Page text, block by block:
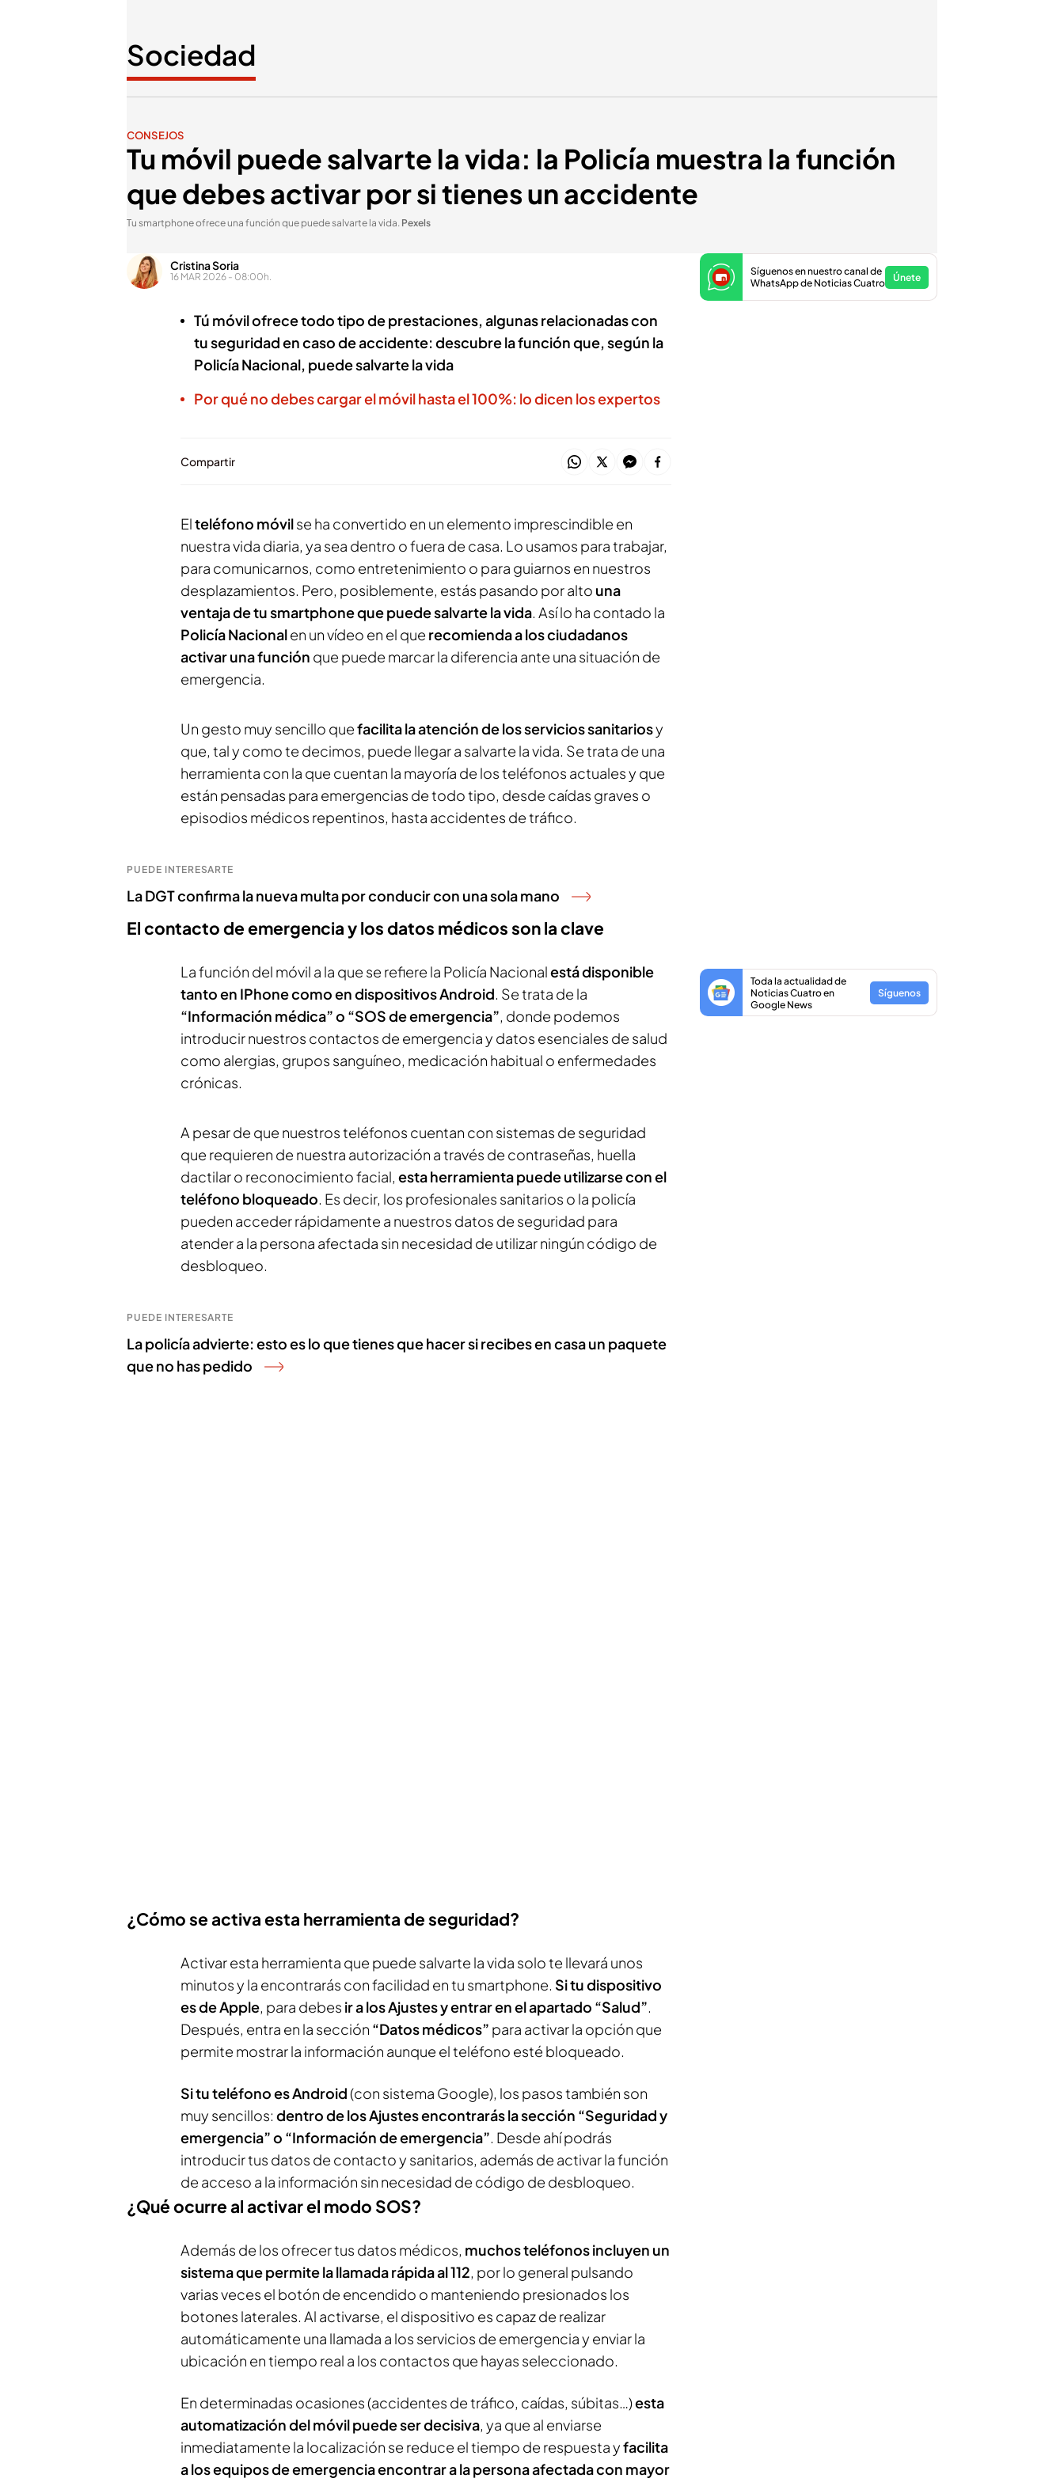
Sociedad
CONSEJOS
Tu móvil puede salvarte la vida: la Policía muestra la función
que debes activar por si tienes un accidente
Tu smartphone ofrece una función que puede salvarte la vida. Pexels
Cristina Soria
16 MAR 2026 - 08:00h.
Tú móvil ofrece todo tipo de prestaciones, algunas relacionadas con
tu seguridad en caso de accidente: descubre la función que, según la
Policía Nacional, puede salvarte la vida
Por qué no debes cargar el móvil hasta el 100%: lo dicen los expertos
Compartir
Elteléfono móvilse ha convertido en un elemento imprescindible en
nuestra vida diaria, ya sea dentro o fuera de casa. Lo usamos para trabajar,
para comunicarnos, como entretenimiento o para guiarnos en nuestros
desplazamientos. Pero, posiblemente, estás pasando por alto una
ventaja de tu smartphone que puede salvarte la vida. Así lo ha contado la
Policía Nacionalen un vídeo en el que recomienda a los ciudadanos
activar una función que puede marcar la diferencia ante una situación de
emergencia.
Un gesto muy sencillo quefacilita la atención de los servicios sanitariosy
que, tal y como te decimos, puede llegar a salvarte la vida. Se trata de una
herramienta con la que cuentan la mayoría de los teléfonos actuales y que
están pensadas para emergencias de todo tipo, desde caídas graves o
episodios médicos repentinos, hasta accidentes de tráfico.
PUEDE INTERESARTE
La DGT confirma la nueva multa por conducir con una sola mano
El contacto de emergencia y los datos médicos son la clave
La función del móvil a la que se refiere la Policía Nacionalestá disponible
tanto en IPhone como en dispositivos Android. Se trata de la
“Información médica” o “SOS de emergencia”, donde podemos
introducir nuestros contactos de emergencia y datos esenciales de salud
como alergias, grupos sanguíneo, medicación habitual o enfermedades
crónicas.
A pesar de que nuestros teléfonos cuentan con sistemas de seguridad
que requieren de nuestra autorización a través de contraseñas, huella
dactilar o reconocimiento facial, esta herramienta puede utilizarse con el
teléfono bloqueado. Es decir, los profesionales sanitarios o la policía
pueden acceder rápidamente a nuestros datos de seguridad para
atender a la persona afectada sin necesidad de utilizar ningún código de
desbloqueo.
PUEDE INTERESARTE
La policía advierte: esto es lo que tienes que hacer si recibes en casa un paquete
que no has pedido
Síguenos en nuestro canal de
WhatsApp de Noticias Cuatro
Únete
¿Cómo se activa esta herramienta de seguridad?
Activar esta herramienta que puede salvarte la vida solo te llevará unos
minutos y la encontrarás con facilidad en tu smartphone. Si tu dispositivo
es de Apple, para debes ir a los Ajustes y entrar en el apartado “Salud”.
Después, entra en la sección “Datos médicos” para activar la opción que
permite mostrar la información aunque el teléfono esté bloqueado.
Si tu teléfono es Android(con sistema Google), los pasos también son
muy sencillos: dentro de los Ajustes encontrarás la sección “Seguridad y
emergencia” o “Información de emergencia”. Desde ahí podrás
introducir tus datos de contacto y sanitarios, además de activar la función
de acceso a la información sin necesidad de código de desbloqueo.
Toda la actualidad de
Noticias Cuatro en
Google News
Síguenos
¿Qué ocurre al activar el modo SOS?
Además de los ofrecer tus datos médicos, muchos teléfonos incluyen un
sistema que permite la llamada rápida al 112, por lo general pulsando
varias veces el botón de encendido o manteniendo presionados los
botones laterales. Al activarse, el dispositivo es capaz de realizar
automáticamente una llamada a los servicios de emergencia y enviar la
ubicación en tiempo real a los contactos que hayas seleccionado.
En determinadas ocasiones (accidentes de tráfico, caídas, súbitas…)esta
automatización del móvil puede ser decisiva, ya que al enviarse
inmediatamente la localización se reduce el tiempo de respuesta yfacilita
a los equipos de emergencia encontrar a la persona afectada con mayor